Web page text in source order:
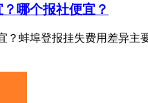
哪个报社便宜？
？蚌埠登报挂失费用差异